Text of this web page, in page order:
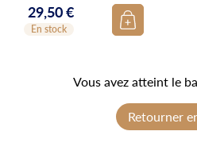
Prix
29,50 €
En stock
Vous avez atteint le
Retourner